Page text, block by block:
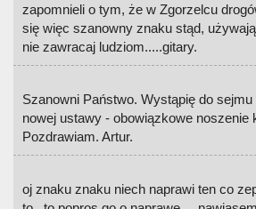
zapomnieli o tym, że w Zgorzelcu
się więc szanowny znaku stąd,
nie zawracaj ludziom.....gitary.
Szanowni Państwo. Wystąpię do
nowej ustawy - obowiązkowe noszenie
Pozdrawiam. Artur.
oj znaku znaku niech naprawi ten co